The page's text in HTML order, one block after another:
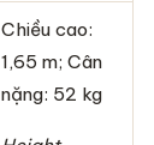
Chiều cao:
1,65 m; Cân
nặng: 52 kg